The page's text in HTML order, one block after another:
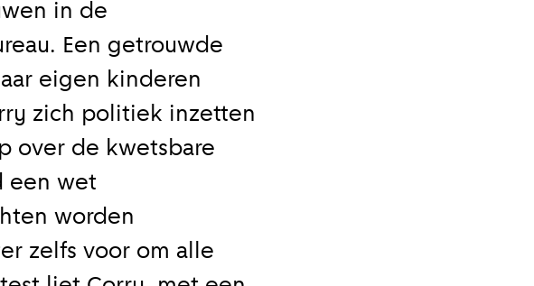
in de
Een getrouwde
eigen kinderen
zich politiek inzetten
over de kwetsbare
een wet
worden
zelfs voor om alle